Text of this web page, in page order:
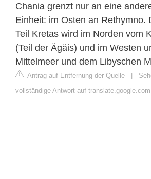
Chania grenzt nur an eine
Einheit: im Osten an Rethymno.
Teil Kretas wird im Norden vom
(Teil der Ägäis) und im Westen
Mittelmeer und dem Libyschen
Antrag auf Entfernung der Quelle |
vollständige Antwort auf